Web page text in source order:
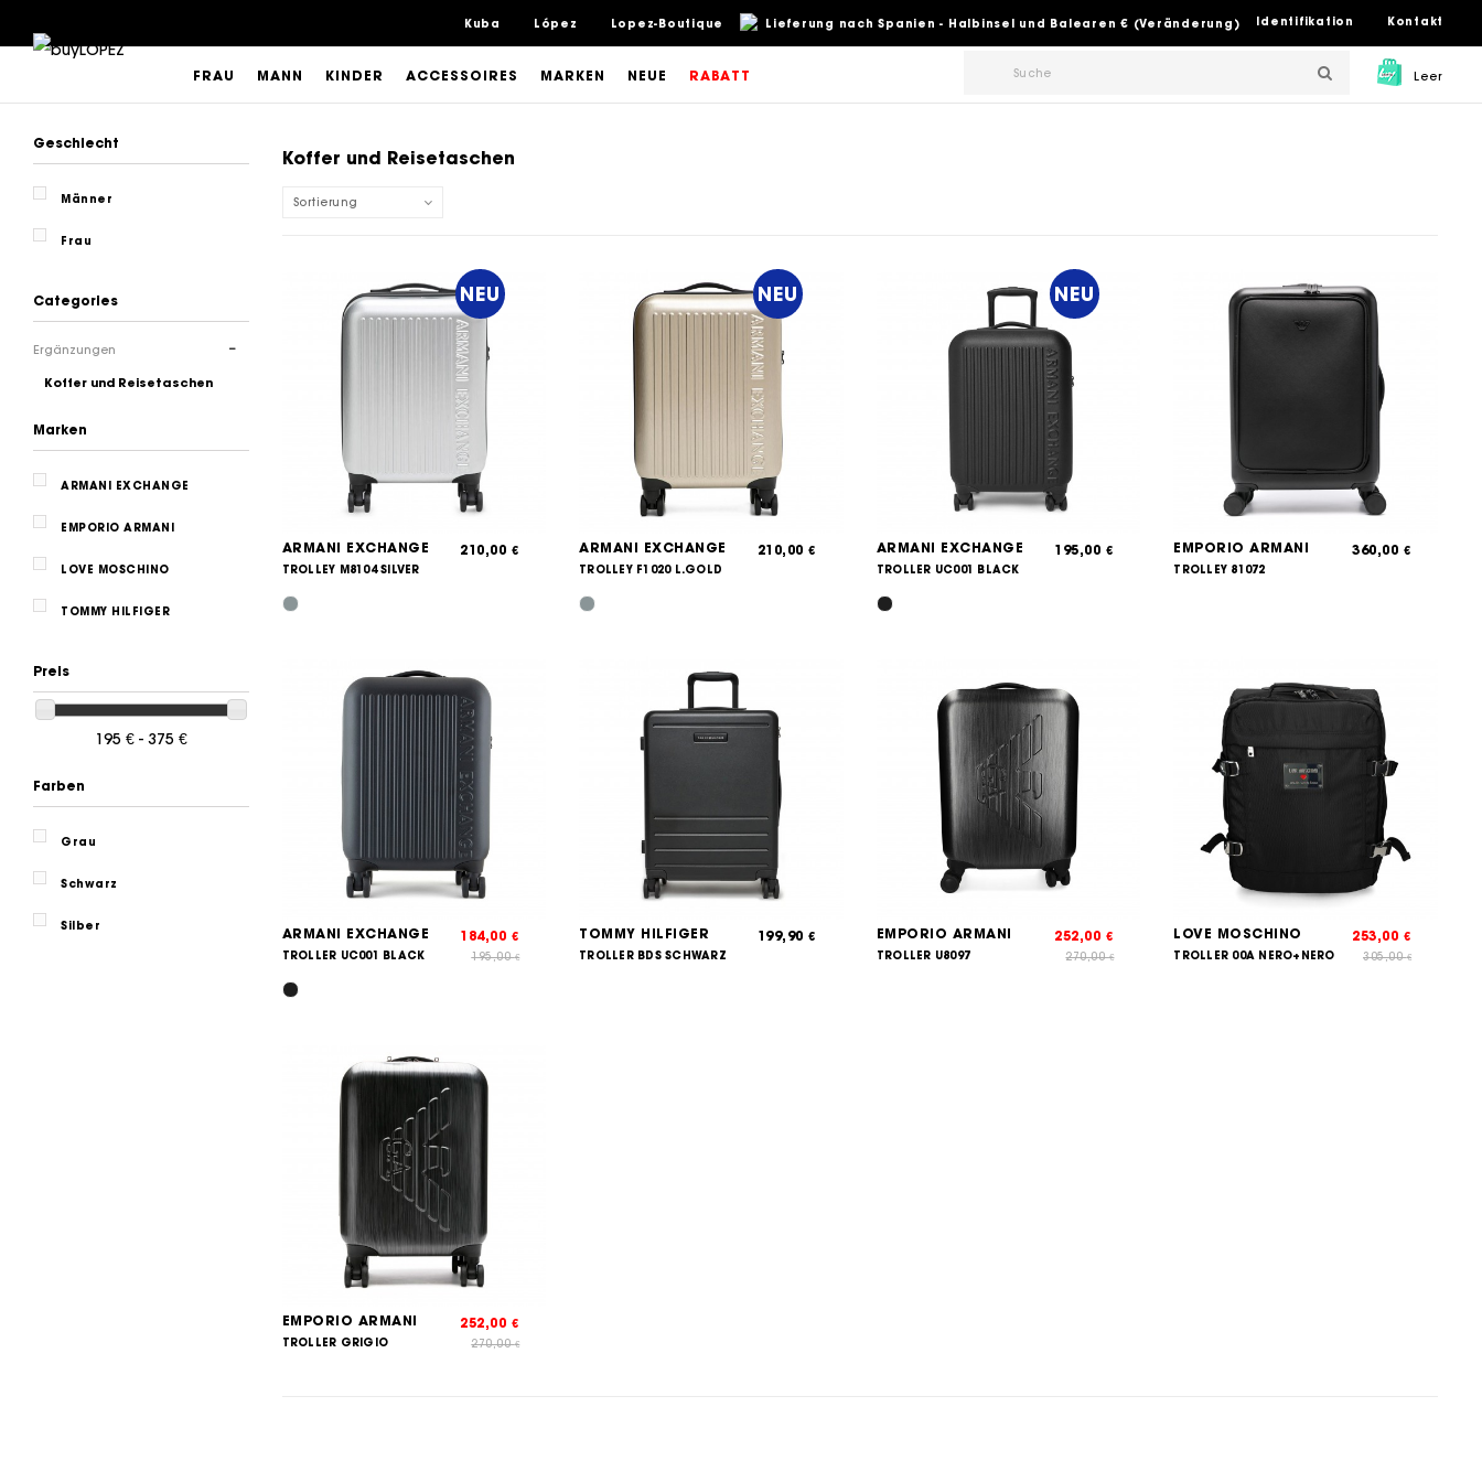
Kontakt
Identifikation
Lieferung nach Spanien - Halbinsel und Balearen € (Veränderung)
Kuba López Lopez-Boutique
Leer
FRAU MANN KINDER ACCESSOIRES MARKEN NEUE RABATT
Koffer und Reisetaschen
Sortierung
NEU
ARMANI EXCHANGE
TROLLEY M8104 SILVER
210,00 €
NEU
ARMANI EXCHANGE
TROLLEY F1020 L.GOLD
210,00€
NEU
ARMANI EXCHANGE
TROLLER UC001 BLACK
195,00 € EMPORIO ARMANI
TROLLEY 81072
360,00 €
ARMANI EXCHANGE
TROLLER UC001 BLACK
184,00 €
195,00€
TOMMY HILFIGER
TROLLER BDS SCHWARZ
199,90€ EMPORIO ARMANI
TROLLER U8097
252,00 €
270,00€
LOVE MOSCHINO
TROLLER 00A NERO+NERO
253,00 €
305,00€
EMPORIO ARMANI
TROLLER GRIGIO
252,00 €
270,00€
Geschlecht
Männer
Frau
Categories
Ergänzungen
Koffer und Reisetaschen
Marken
ARMANI EXCHANGE
EMPORIO ARMANI
LOVE MOSCHINO
TOMMY HILFIGER
Preis
195 € - 375 €
Farben
Grau
Schwarz
Silber